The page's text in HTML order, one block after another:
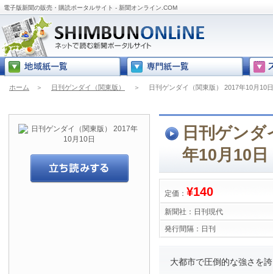
電子版新聞の販売・購読ポータルサイト - 新聞オンライン.COM
ホーム ＞ 日刊ゲンダイ（関東版） ＞ 日刊ゲンダイ（関東版） 2017年10月10日
日刊ゲン
年10月10日
定価： ¥140
新聞社： 日刊現代
発行間隔： 日刊
大都市で圧倒的な強さを